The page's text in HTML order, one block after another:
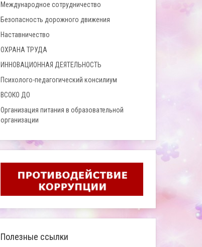
Международное сотрудничество
Безопасность дорожного движения
Наставничество
ОХРАНА ТРУДА
ИННОВАЦИОННАЯ ДЕЯТЕЛЬНОСТЬ
Психолого-педагогический консилиум
ВСОКО ДО
Организация питания в образовательной
организации
Полезные ссылки